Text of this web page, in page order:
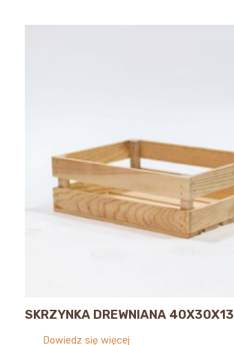
SKRZYNKA DREWNIANA 40X30X13
Dowiedz się więcej